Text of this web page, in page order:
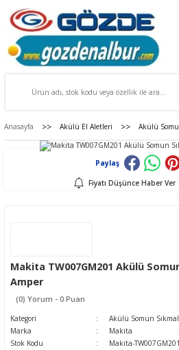
Anasayfa Akülü El Aletleri Akülü
Paylaş
Fiyatı Düşünce Haber Ver
Makita TW007GM201 Akülü
Amper
(0) Yorum - 0 Puan
Kategori
Akülü Somun
Marka
Makita
Stok Kodu
Makita-TW007GM201